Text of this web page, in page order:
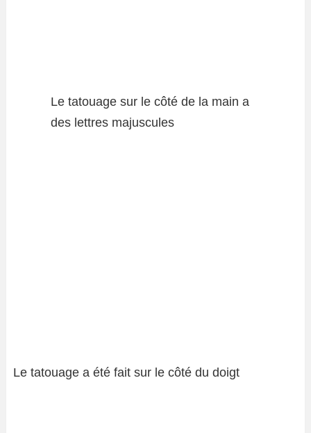
Le tatouage sur le côté de la main a
des lettres majuscules
Le tatouage a été fait sur le côté du doigt